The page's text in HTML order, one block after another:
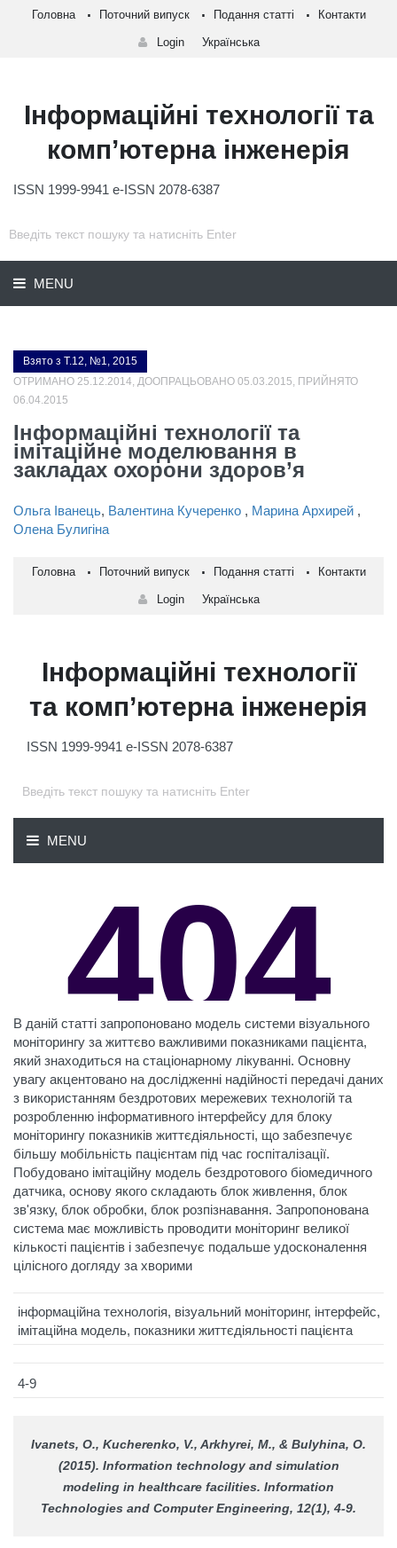
Головна Поточний випуск Подання статті Контакти
Login Українська
Інформаційні технології та
комп’ютерна інженерія
ISSN 1999-9941 e-ISSN 2078-6387
MENU
Взято з Т.12, №1, 2015
ОТРИМАНО 25.12.2014, ДООПРАЦЬОВАНО 05.03.2015, ПРИЙНЯТО
06.04.2015
Інформаційні технології та
імітаційне моделювання в
закладах охорони здоров’я
Ольга Іванець, Валентина Кучеренко , Марина Архирей ,
Олена Булигіна
В даній статті запропоновано модель системи візуального
моніторингу за життєво важливими показниками пацієнта,
який знаходиться на стаціонарному лікуванні. Основну
увагу акцентовано на дослідженні надійності передачі даних
з використанням бездротових мережевих технологій та
розробленню інформативного інтерфейсу для блоку
моніторингу показників життєдіяльності, що забезпечує
більшу мобільність пацієнтам під час госпіталізації.
Побудовано імітаційну модель бездротового біомедичного
датчика, основу якого складають блок живлення, блок
зв'язку, блок обробки, блок розпізнавання. Запропонована
система має можливість проводити моніторинг великої
кількості пацієнтів і забезпечує подальше удосконалення
цілісного догляду за хворими
інформаційна технологія, візуальний моніторинг, інтерфейс,
імітаційна модель, показники життєдіяльності пацієнта
4-9
Ivanets, O., Kucherenko, V., Arkhyrei, M., & Bulyhina, O.
(2015). Information technology and simulation
modeling in healthcare facilities. Information
Technologies and Computer Engineering, 12(1), 4-9.